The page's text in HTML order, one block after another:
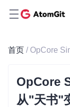
首页
OpCore
从"天书"